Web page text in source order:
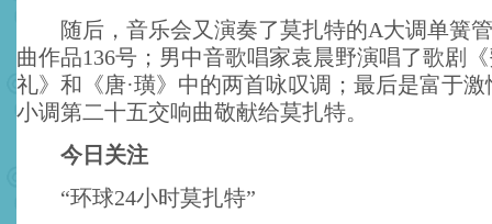
随后，音乐会又演奏了莫扎特的A大调单簧
曲作品136号；男中音歌唱家袁晨野演唱了歌剧
礼》和《唐·璜》中的两首咏叹调；最后是富于激
小调第二十五交响曲敬献给莫扎特。
今日关注
“环球24小时莫扎特”